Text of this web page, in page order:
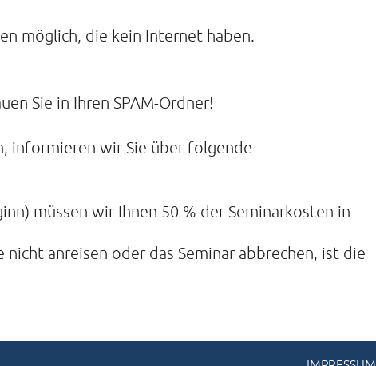
möglich, die kein Internet haben.
Sie in Ihren SPAM-Ordner!
informieren wir Sie über folgende
müssen wir Ihnen 50 % der Seminarkosten in
nicht anreisen oder das Seminar abbrechen, ist die